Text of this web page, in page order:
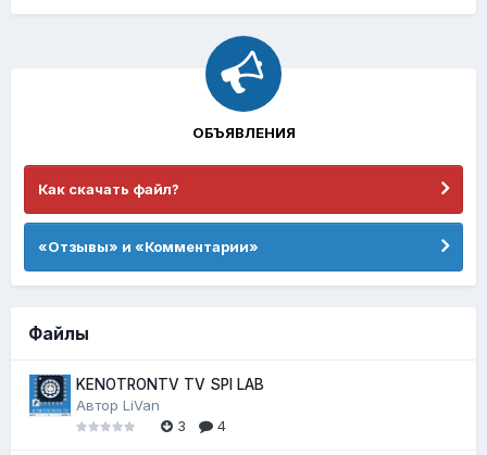
ОБЪЯВЛЕНИЯ
Как скачать файл?
«Отзывы» и «Комментарии»
Файлы
KENOTRONTV TV SPI LAB
Автор LiVan
3
4